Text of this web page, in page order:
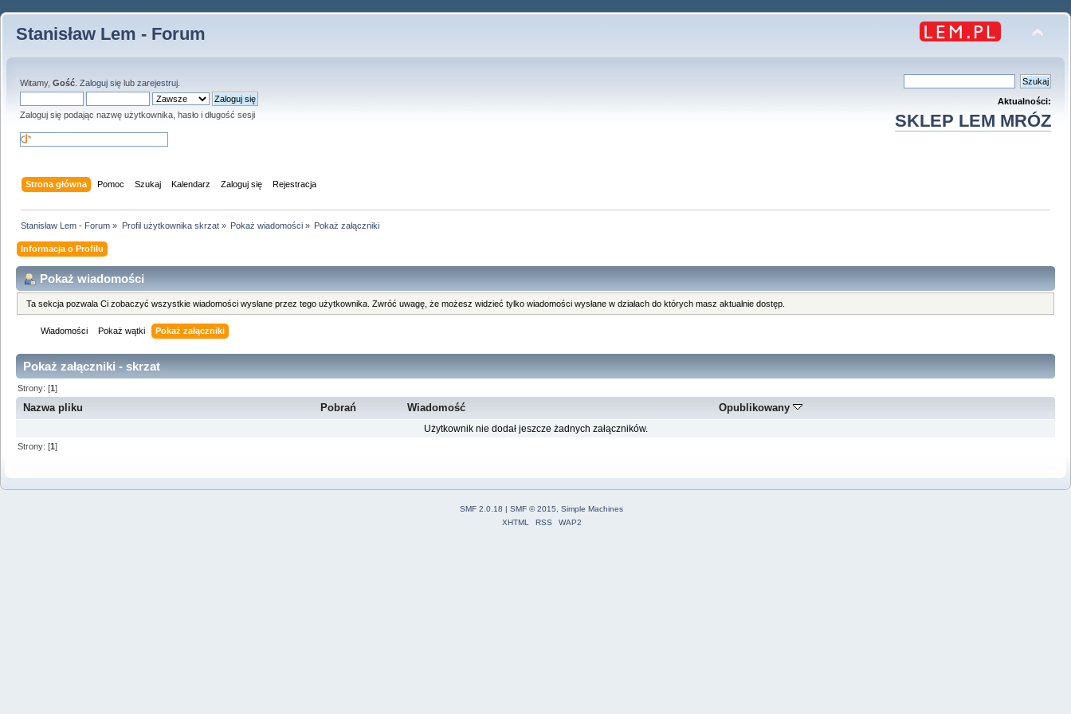
Stanisław Lem - Forum
Witamy, Gość Zaloguj się lub zarejestruj
Zaloguj się podając nazwę użytkownika, hasło i długość sesji
Aktualności:
SKLEP LEM MRÓZ
Strona główna Pomoc Szukaj Kalendarz Zaloguj się Rejestracja
Stanisław Lem - Forum » Profil użytkownika skrzat» Pokaż wiadomości» Pokaż załączniki
Informacja o Profilu
Pokaż wiadomości
Ta sekcja pozwala Ci zobaczyć wszystkie wiadomości wysłane przez tego użytkownika. Zwróć uwagę, że możesz widzieć tylko wiadomości wysłane w działach do których masz aktualnie dostęp.
Wiadomości Pokaż wątki Pokaż załączniki
Pokaż załączniki - skrzat
Strony: [1]
Nazwa pliku Pobrań Wiadomość Opublikowany
Użytkownik nie dodał jeszcze żadnych załączników.
Strony: [1]
SMF 2.0.18 | SMF © 2015
Simple Machines
XHTML
RSS WAP2